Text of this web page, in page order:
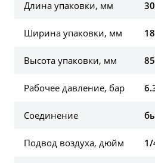
Длина упаковки, мм
Ширина упаковки, мм
Высота упаковки, мм
Рабочее давление, бар
Соединение
Подвод воздуха, дюйм